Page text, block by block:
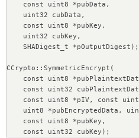
  v5 = *((_BYTE *)v2 + 96);
  v2[28] = v4;
  *(_BYTE *)(v4 + 13) = v5;
*(_BYTE *)(v2[28] + 14) =
*(_BYTE *)(v2[28] + 15) =
  CCrypto::GenerateHMAC(v2[28] + 13, v2[25] + 3, (int)(v2 +
16), 0x10u, (int)&v10);
  v6 = v2[28];
  *(_DWORD *)v6 = v10;
  *(_DWORD *)(v6 + 4) = v11;
  *(_DWORD *)(v6 + 8) = v12;
  *(_BYTE *)(v6 + 12) = v13;
    const uint8 *pubData,
    uint32 cubData,
    const uint8 *pubKey,
    uint32 cubKey,
    SHADigest_t *pOutputDigest);
CCrypto::SymmetricEncrypt(
const uint8
const uint32
const uint8 *pIV, const
uint8 *pubEncryptedData,
    const uint8 *pubKey,
    const uint32 cubKey);